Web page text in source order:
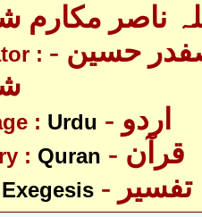
ناصر مکارم
: - مولانا سید صفدر حسین
: Urdu - اردو
: Quran - قرآن
Exegesis - تفسیر